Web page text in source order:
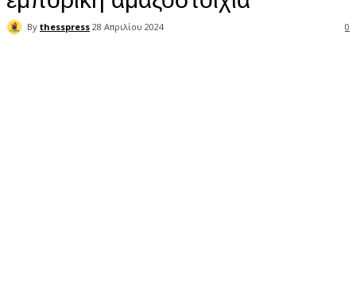
By thesspress 28 Απριλίου 2024 0